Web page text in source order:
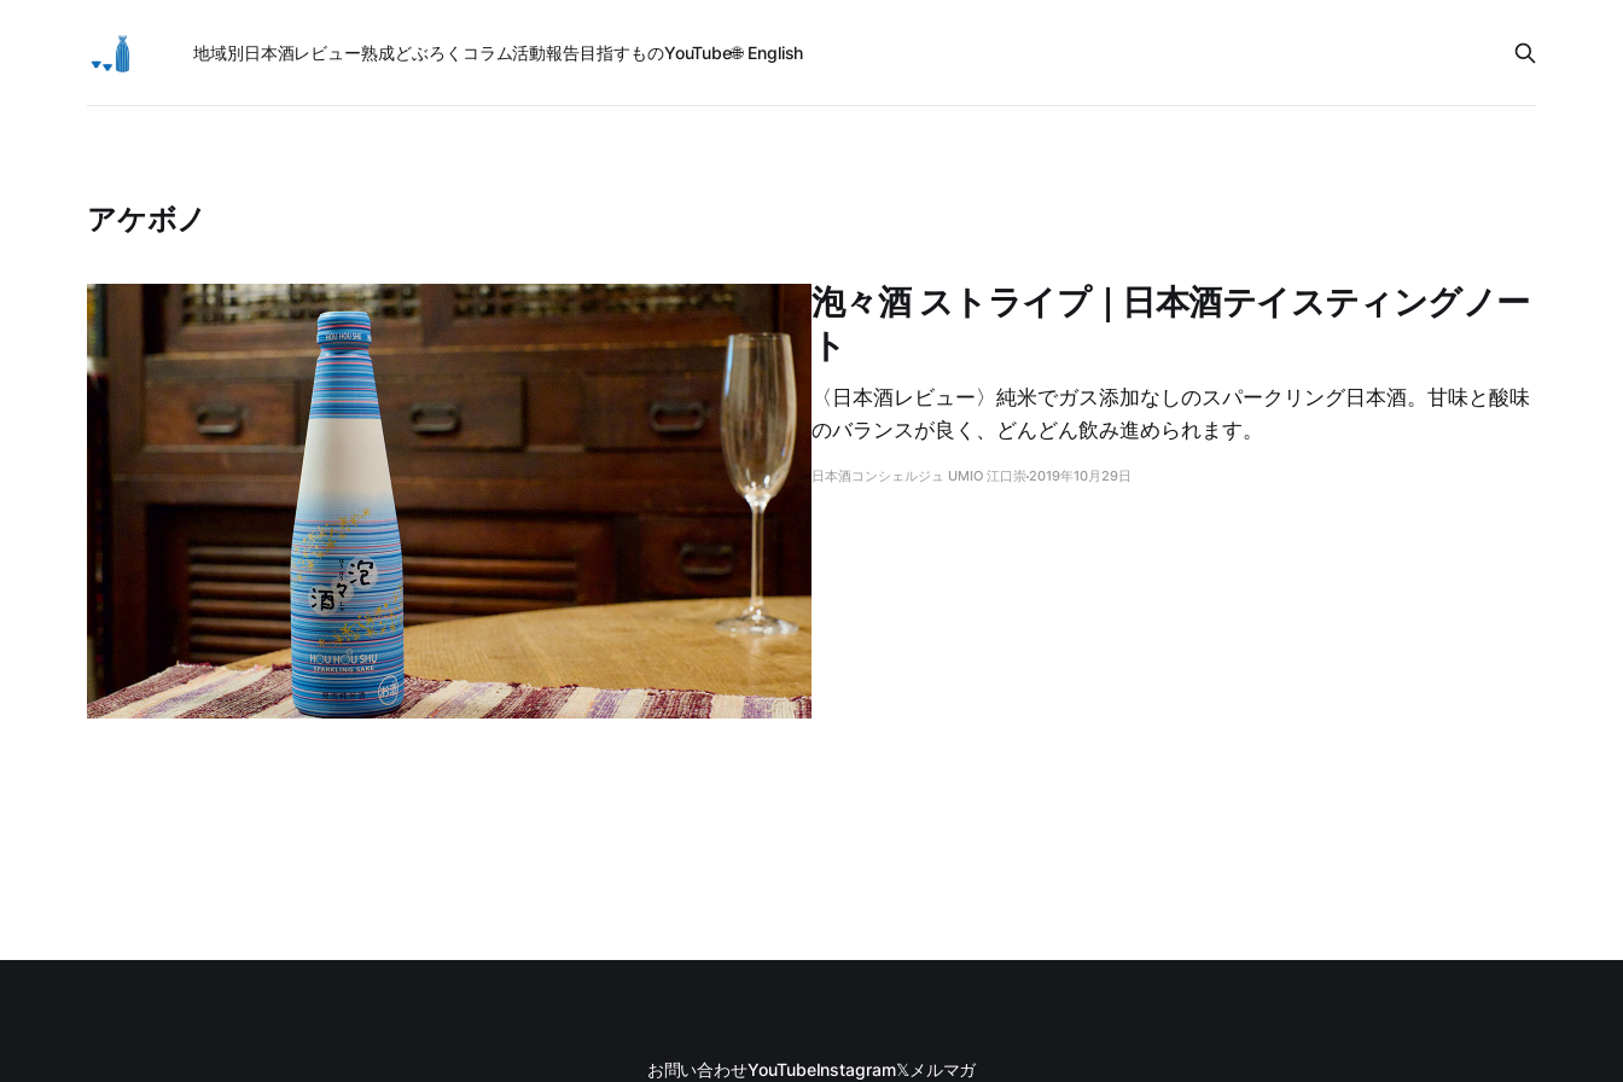
地域別日本酒レビュー熟成どぶろく コラム活動報告目指すものYouTube🌐 English
アケボノ
泡々酒 ストライプ｜日本酒テイスティングノー
ト
〈日本酒レビュー〉純米でガス添加なしのスパークリング日本酒。甘味と酸味
のバランスが良く、どんどん飲み進められます。
日本酒コンシェルジュ UMIO 江口崇 2019年10月29日
お問い合わせYouTubeInstagram𝕏 メルマガ